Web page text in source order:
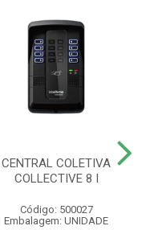
CENTRAL COLETIVA
COLLECTIVE 8 I
Código: 500027
Embalagem: UNIDADE